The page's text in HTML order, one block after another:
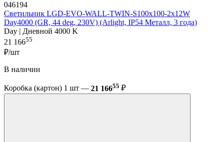
046194
Светильник LGD-EVO-WALL-TWIN-S100x100-2x12W
Day4000 (GR, 44 deg, 230V) (Arlight, IP54 Металл, 3 года)
Day | Дневной 4000 K
21 16655
₽/шт
В наличии
Коробка (картон) 1 шт — 21 16655 ₽